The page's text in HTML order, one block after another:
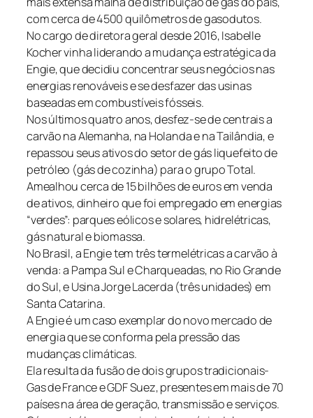
com cerca de 4500 quilômetros de gasodutos.
No cargo de diretora geral desde 2016, Isabelle
Kocher vinha liderando a mudança estratégica da
Engie, que decidiu concentrar seus negócios nas
energias renováveis e se desfazer das usinas
baseadas em combustíveis fósseis.
Nos últimos quatro anos, desfez-se de centrais a
carvão na Alemanha, na Holanda e na Tailândia, e
repassou seus ativos do setor de gás liquefeito de
petróleo (gás de cozinha) para o grupo Total.
Amealhou cerca de 15 bilhões de euros em venda
de ativos, dinheiro que foi empregado em energias
“verdes”: parques eólicos e solares, hidrelétricas,
gás natural e biomassa.
No Brasil, a Engie tem três termelétricas a carvão à
venda: a Pampa Sul e Charqueadas, no Rio Grande
do Sul, e Usina Jorge Lacerda (três unidades) em
Santa Catarina.
A Engie é um caso exemplar do novo mercado de
energia que se conforma pela pressão das
mudanças climáticas.
Ela resulta da fusão de dois grupos tradicionais-
Gas de France e GDF Suez, presentes em mais de 70
países na área de geração, transmissão e serviços.